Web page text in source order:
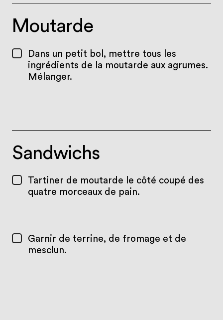
Moutarde
Dans un petit bol, mettre tous les
ingrédients de la moutarde aux agrumes.
Mélanger.
Sandwichs
Tartiner de moutarde le côté coupé des
quatre morceaux de pain.
Garnir de terrine, de fromage et de
mesclun.